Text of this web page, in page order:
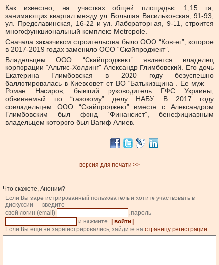
Как известно, на участках общей площадью 1,15 га,
занимающих квартал между ул. Большая Васильковская, 91-93,
ул. Предславинская, 16-22 и ул. Лабораторная, 9-11, строится
многофункциональный комплекс Metropole.
Сначала заказчиком строительства было ООО “Ковчег”, которое
в 2017-2019 годах заменило ООО “Скайпроджект”.
Владельцем ООО “Скайпроджект” является владелец
корпорации “Альтис-Холдинг” Александр Глимбовский. Его дочь
Екатерина Глимбовская в 2020 году безуспешно
баллотировалась в Киевсовет от ВО “Батькивщина”. Ее муж —
Роман Насиров, бывший руководитель ГФС Украины,
обвиняемый по “газовому” делу НАБУ. В 2017 году
совладельцем ООО “Скайпроджект” вместе с Александром
Глимбовским был фонд “Финансист”, бенефициарным
владельцем которого был Вагиф Алиев.
версия для печати >>
Что скажете, Аноним?
Если Вы зарегистрированный пользователь и хотите участвовать в
дискуссии — введите
свой логин (email)
, пароль
и нажмите
| войти |
.
Если Вы еще не зарегистрировались, зайдите на страницу регистрации.